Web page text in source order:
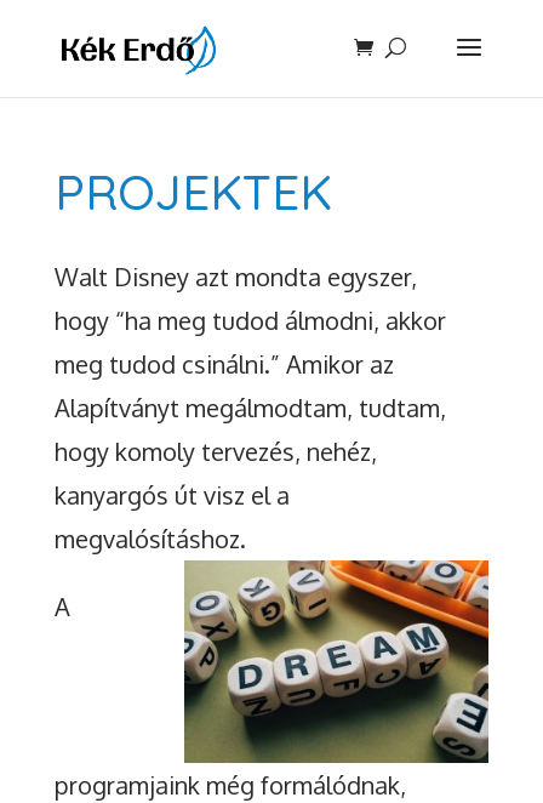
PROJEKTEK
Walt Disney azt mondta egyszer,
hogy “ha meg tudod álmodni, akkor
meg tudod csinálni.” Amikor az
Alapítványt megálmodtam, tudtam,
hogy komoly tervezés, nehéz,
kanyargós út visz el a
megvalósításhoz.
A
programjaink még formálódnak,